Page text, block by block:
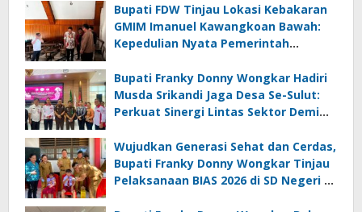
Korupsi Dandes
Bupati FDW Tinjau Lokasi Kebakaran
GMIM Imanuel Kawangkoan Bawah:
Kepedulian Nyata Pemerintah
Terdampak
Bupati Franky Donny Wongkar Hadiri
Musda Srikandi Jaga Desa Se-Sulut:
Perkuat Sinergi Lintas Sektor Demi
Wujudkan Generasi Sehat dan Cerdas,
Bupati Franky Donny Wongkar Tinjau
Pelaksanaan BIAS 2026 di SD Negeri 2